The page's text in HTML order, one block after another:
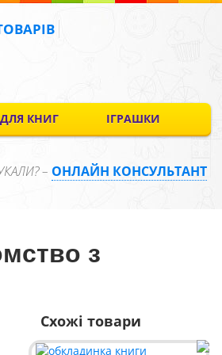
КНИГ ІГРАШКИ
– ОНЛАЙН КОНСУЛЬТАНТ
з
Схожі товари